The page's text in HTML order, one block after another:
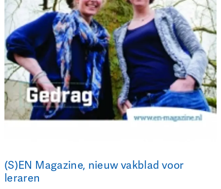
(S)EN Magazine, nieuw vakblad voor
leraren